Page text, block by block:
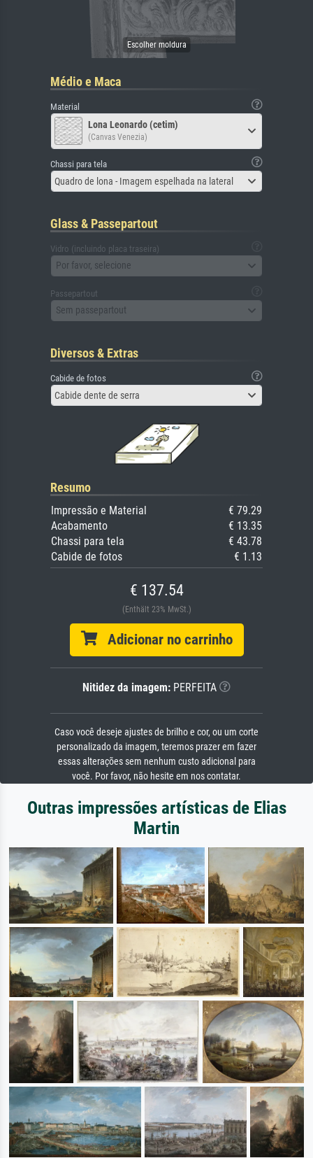
Médio e Maca
Material
Lona Leonardo (cetim)
(Canvas Venezia)
Chassi para tela
Quadro de lona - Imagem espelhada na lateral
Glass & Passepartout
Vidro (incluindo placa traseira)
Por favor, selecione
Passepartout
Sem passepartout
Diversos & Extras
Cabide de fotos
Cabide dente de serra
Resumo
Impressão e Material
€ 79.29
Acabamento
€ 13.35
Chassi para tela
€ 43.78
Cabide de fotos
€ 1.13
€ 137.54
(Enthält 23% MwSt.)
Adicionar no carrinho
Nitidez da imagem: PERFEITA
Caso você deseje ajustes de brilho e cor, ou um corte
personalizado da imagem, teremos prazer em fazer
essas alterações sem nenhum custo adicional para
você. Por favor, não hesite em nos contatar.
Outras impressões artísticas de Elias
Martin